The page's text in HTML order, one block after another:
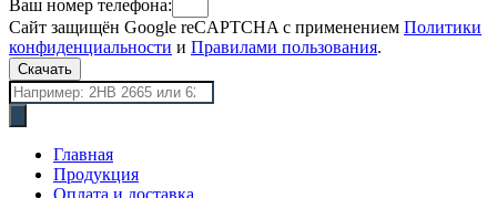
Ваш номер телефона:
Сайт защищён Google reCAPTCHA с применением Политики
конфиденциальности и Правилами пользования.
Скачать
Поиск
товаров
Главная
Продукция
Оплата и доставка